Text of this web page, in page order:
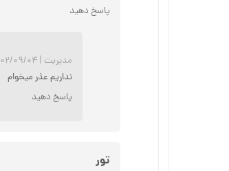
پاسخ دهید
مدیریت | ۰۲/۰۹/۰۴
نداریم عذر میخوام
پاسخ دهید
تور